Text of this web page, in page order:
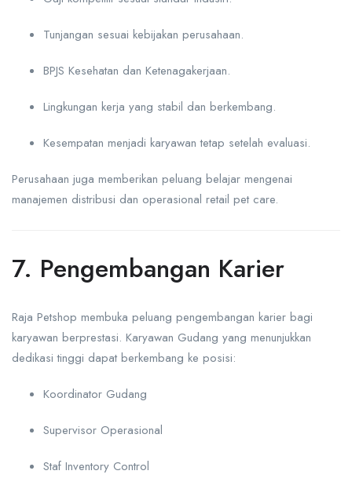
Tunjangan sesuai kebijakan perusahaan.
BPJS Kesehatan dan Ketenagakerjaan.
Lingkungan kerja yang stabil dan berkembang.
Kesempatan menjadi karyawan tetap setelah evaluasi.
Perusahaan juga memberikan peluang belajar mengenai
manajemen distribusi dan operasional retail pet care.
7. Pengembangan Karier
Raja Petshop membuka peluang pengembangan karier bagi
karyawan berprestasi. Karyawan Gudang yang menunjukkan
dedikasi tinggi dapat berkembang ke posisi:
Koordinator Gudang
Supervisor Operasional
Staf Inventory Control